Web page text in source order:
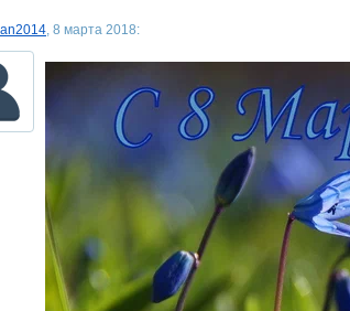
, 8 марта 2018: